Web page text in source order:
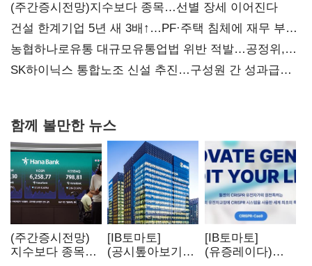
(주간증시전망)지수보다 종목…선별 장세 이어진다
건설 한계기업 5년 새 3배↑…PF·주택 침체에 재무 부담
확대
농협하나로유통 대규모유통업법 위반 적발…공정위,
과징금 4억6200만원 부과
SK하이닉스 통합노조 신설 추진…구성원 간 성과급
함께 볼만한 뉴스
(주간증시전망)
지수보다 종목…
[IB토마토]
(공시톺아보기)
[IB토마토]
(유증레이다)